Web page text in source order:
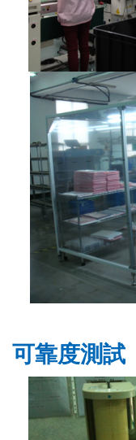
可靠度測試